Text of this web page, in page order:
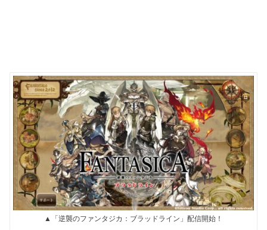
▲「逆襲のファンタジカ：ブラッドライン」配信開始！